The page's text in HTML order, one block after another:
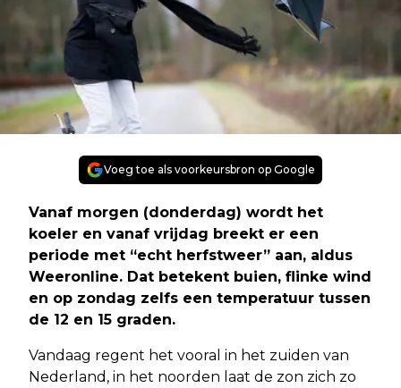
Voeg toe als voorkeursbron op Google
Vanaf morgen (donderdag) wordt het
koeler en vanaf vrijdag breekt er een
periode met “echt herfstweer” aan, aldus
Weeronline. Dat betekent buien, flinke wind
en op zondag zelfs een temperatuur tussen
de 12 en 15 graden.
Vandaag regent het vooral in het zuiden van
Nederland, in het noorden laat de zon zich zo